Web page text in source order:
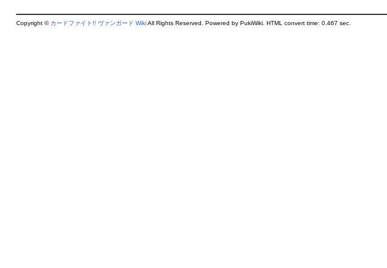
Copyright © カードファイト!! ヴァンガード WikiAll Rights Reserved. Powered by PukiWiki. HTML convert time: 0.467 sec.